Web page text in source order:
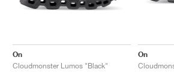
On
Cloudmonster Lumos "Black"
On